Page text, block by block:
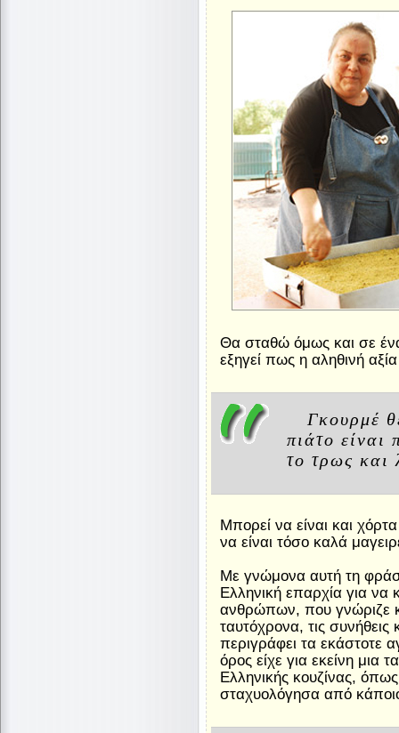
Θα σταθώ όμως και σε
εξηγεί πως η αληθινή
Γκουρμέ
πιάτο
το τρως
Μπορεί να είναι και χόρτα
να είναι τόσο καλά
Με γνώμονα αυτή τη
Eλληνική επαρχία για
ανθρώπων, που γνώριζε
ταυτόχρονα, τις
περιγράφει τα εκάστοτε
όρος είχε για εκείνη μια
Eλληνικής κουζίνας,
σταχυολόγησα από